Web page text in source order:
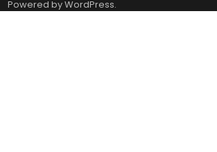
Powered byWordPress.